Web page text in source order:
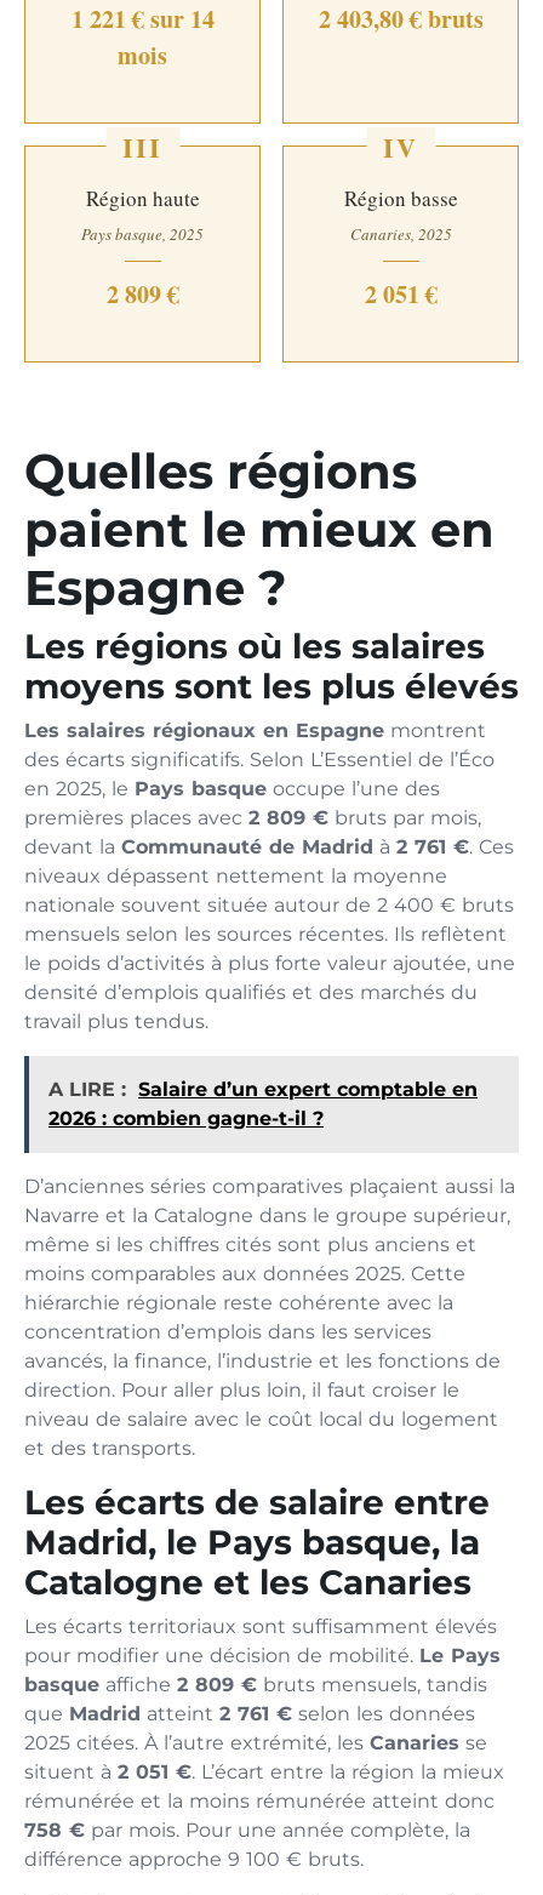
1 221 € sur 14
mois
2 403,80 € bruts
III
Région haute
Pays basque, 2025
2 809 €
IV
Région basse
Canaries, 2025
2 051 €
Quelles régions
paient le mieux en
Espagne ?
Les régions où les salaires
moyens sont les plus élevés
Les salaires régionaux en Espagne montrent
des écarts significatifs. Selon L’Essentiel de l’Éco
en 2025, le Pays basque occupe l’une des
premières places avec 2 809 € bruts par mois,
devant la Communauté de Madrid à 2 761 €. Ces
niveaux dépassent nettement la moyenne
nationale souvent située autour de 2 400 € bruts
mensuels selon les sources récentes. Ils reflètent
le poids d’activités à plus forte valeur ajoutée, une
densité d’emplois qualifiés et des marchés du
travail plus tendus.
A LIRE : Salaire d’un expert comptable en
2026 : combien gagne-t-il ?
D’anciennes séries comparatives plaçaient aussi la
Navarre et la Catalogne dans le groupe supérieur,
même si les chiffres cités sont plus anciens et
moins comparables aux données 2025. Cette
hiérarchie régionale reste cohérente avec la
concentration d’emplois dans les services
avancés, la finance, l’industrie et les fonctions de
direction. Pour aller plus loin, il faut croiser le
niveau de salaire avec le coût local du logement
et des transports.
Les écarts de salaire entre
Madrid, le Pays basque, la
Catalogne et les Canaries
Les écarts territoriaux sont suffisamment élevés
pour modifier une décision de mobilité. Le Pays
basque affiche 2 809 € bruts mensuels, tandis
que Madrid atteint 2 761 € selon les données
2025 citées. À l’autre extrémité, les Canaries se
situent à 2 051 €. L’écart entre la région la mieux
rémunérée et la moins rémunérée atteint donc
758 € par mois. Pour une année complète, la
différence approche 9 100 € bruts.